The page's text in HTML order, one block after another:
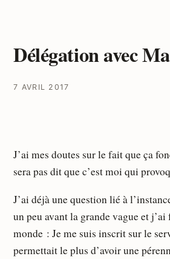
Délégation avec
7 AVRIL 2017
J’ai mes doutes sur le fait que ça
sera pas dit que c’est moi qui
J’ai déjà une question lié à
un peu avant la grande vague et
monde : Je me suis inscrit sur le
permettait le plus d’avoir une